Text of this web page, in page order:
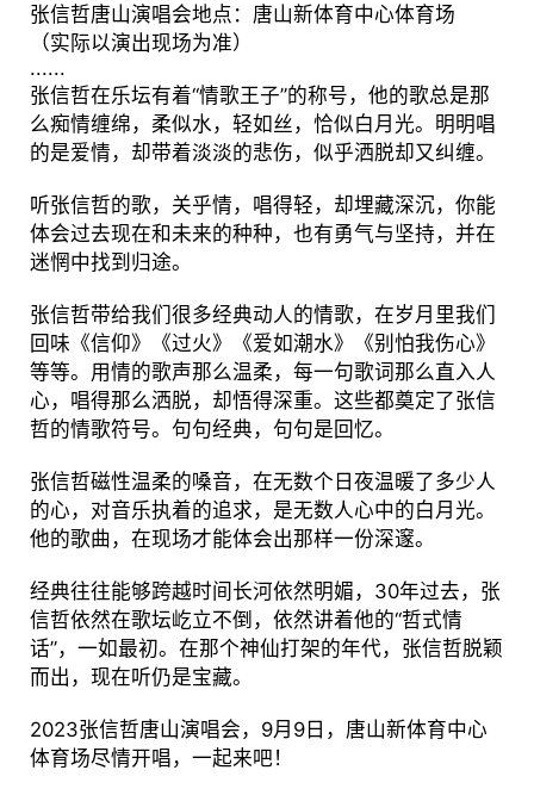
张信哲唐山演唱会地点：唐山新体育中心体育场
（实际以演出现场为准）
......
张信哲在乐坛有着“情歌王子”的称号，他的歌总是那
么痴情缠绵，柔似水，轻如丝，恰似白月光。明明唱
的是爱情，却带着淡淡的悲伤，似乎洒脱却又纠缠。
听张信哲的歌，关乎情，唱得轻，却埋藏深沉，你能
体会过去现在和未来的种种，也有勇气与坚持，并在
迷惘中找到归途。
张信哲带给我们很多经典动人的情歌，在岁月里我们
回味《信仰》《过火》《爱如潮水》《别怕我伤心》
等等。用情的歌声那么温柔，每一句歌词那么直入人
心，唱得那么洒脱，却悟得深重。这些都奠定了张信
哲的情歌符号。句句经典，句句是回忆。
张信哲磁性温柔的嗓音，在无数个日夜温暖了多少人
的心，对音乐执着的追求，是无数人心中的白月光。
他的歌曲，在现场才能体会出那样一份深邃。
经典往往能够跨越时间长河依然明媚，30年过去，张
信哲依然在歌坛屹立不倒，依然讲着他的“哲式情
话”，一如最初。在那个神仙打架的年代，张信哲脱颖
而出，现在听仍是宝藏。
2023张信哲唐山演唱会，9月9日，唐山新体育中心
体育场尽情开唱，一起来吧！